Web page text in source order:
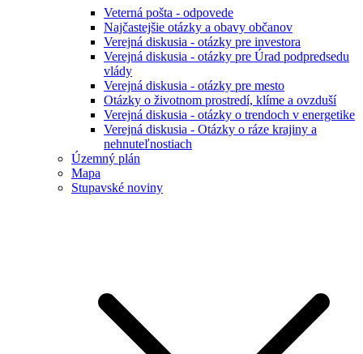
Veterná pošta - odpovede
Najčastejšie otázky a obavy občanov
Verejná diskusia - otázky pre investora
Verejná diskusia - otázky pre Úrad podpredsedu
vlády
Verejná diskusia - otázky pre mesto
Otázky o životnom prostredí, klíme a ovzduší
Verejná diskusia - otázky o trendoch v energetike
Verejná diskusia - Otázky o ráze krajiny a
nehnuteľnostiach
Územný plán
Mapa
Stupavské noviny